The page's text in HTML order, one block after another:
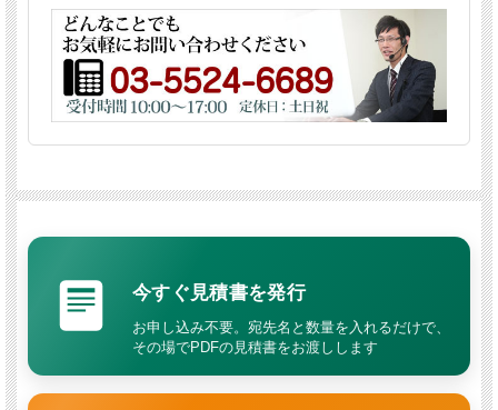
今すぐ見積書を発行
お申し込み不要。宛先名と数量を入れるだけで、
その場でPDFの見積書をお渡しします